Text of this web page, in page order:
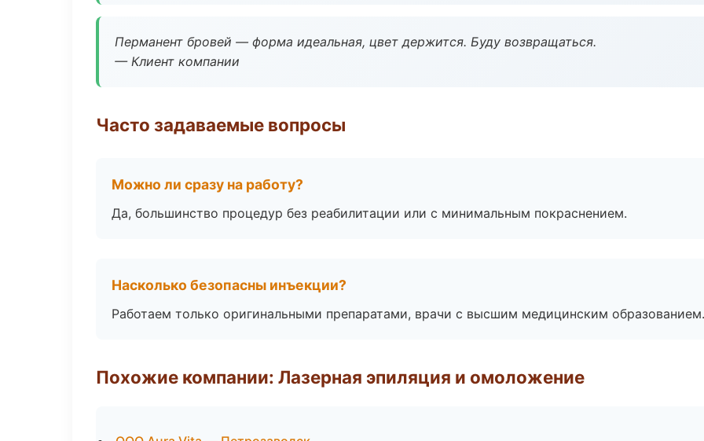
Перманент бровей — форма идеальная, цвет держится. Буду возвращаться.
— Клиент компании
Часто задаваемые вопросы
Можно ли сразу на работу?
Да, большинство процедур без реабилитации или с минимальным покраснением.
Насколько безопасны инъекции?
Работаем только оригинальными препаратами, врачи с высшим медицинским образованием.
Похожие компании: Лазерная эпиляция и омоложение